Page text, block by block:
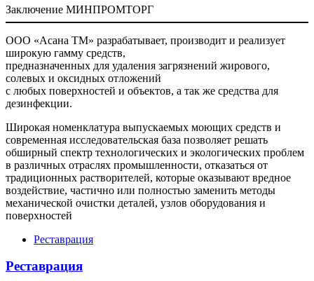
Заключение МИНПРОМТОРГ
ООО «Асана ТМ» разрабатывает, производит и реализует
широкую гамму средств,
предназначенных для удаления загрязнений жирового,
солевых и оксидных отложений
с любых поверхностей и объектов, а так же средства для
дезинфекции.
Широкая номенклатура выпускаемых моющих средств и
современная исследовательская база позволяет решать
обширный спектр технологических и экологических проблем
в различных отраслях промышленности, отказаться от
традиционных растворителей, которые оказывают вредное
воздействие, частично или полностью заменить методы
механической очистки деталей, узлов оборудования и
поверхностей
Реставрация
Реставрация